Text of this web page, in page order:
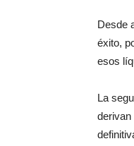
Desde
éxito,
esos
La
derivan